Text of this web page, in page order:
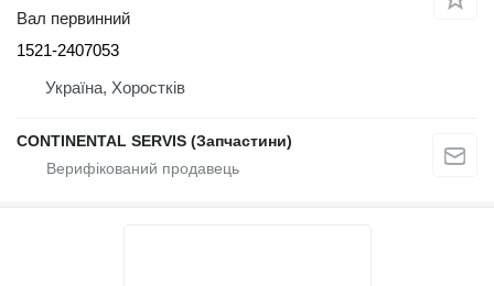
Вал первинний
1521-2407053
Україна, Хоростків
CONTINENTAL SERVIS (Запчастини)